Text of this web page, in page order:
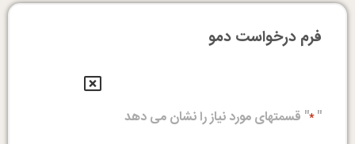
فرم درخواست دمو
"
*" قسمتهای مورد نیاز را نشان می دهد